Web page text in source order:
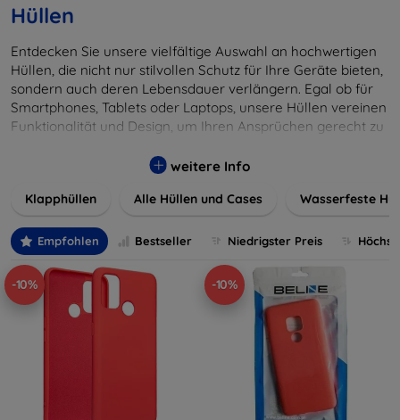
Hüllen
Entdecken Sie unsere vielfältige Auswahl an hochwertigen
Hüllen, die nicht nur stilvollen Schutz für Ihre Geräte bieten,
sondern auch deren Lebensdauer verlängern. Egal ob für
Smartphones, Tablets oder Laptops, unsere Hüllen vereinen
Funktionalität und Design, um Ihren Ansprüchen gerecht zu
Farben, um Ihren persönlichen Stil perfekt zu
weitere Info
Klapphüllen Alle Hüllen und Cases Wasserfeste
Empfohlen Bestseller Niedrigster Preis
-10% -10%